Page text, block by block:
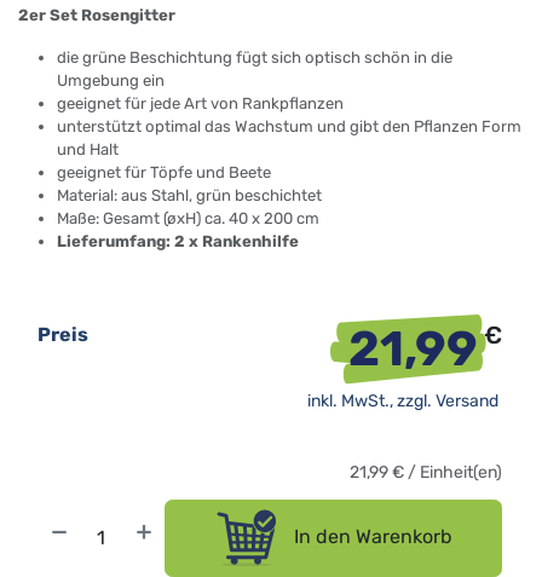
2er Set Rosengitter
die grüne Beschichtung fügt sich optisch schön in die
Umgebung ein
geeignet für jede Art von Rankpflanzen
unterstützt optimal das Wachstum und gibt den Pflanzen Form
und Halt
geeignet für Töpfe und Beete
Material: aus Stahl, grün beschichtet
Maße: Gesamt (øxH) ca. 40 x 200 cm
Lieferumfang: 2 x Rankenhilfe
In den Warenkorb
Preis 21,99€
inkl. MwSt., zzgl. Versand
21,99€ / Einheit(en)